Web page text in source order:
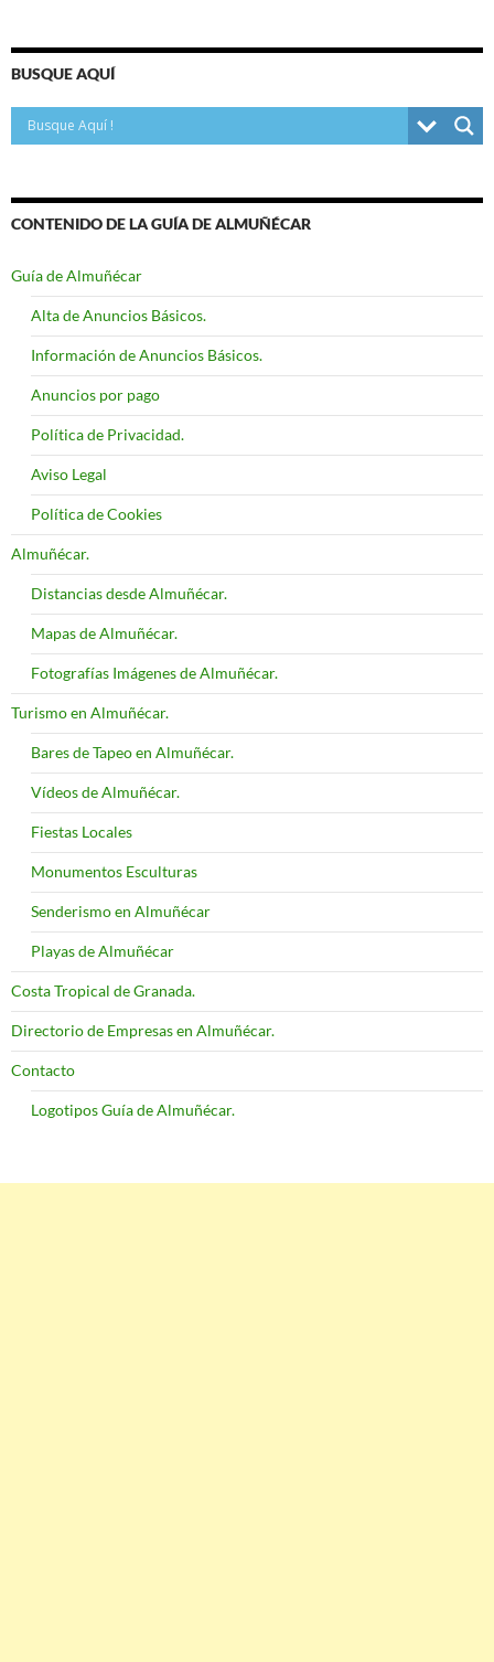
BUSQUE AQUÍ
CONTENIDO DE LA GUÍA DE ALMUÑÉCAR
Guía de Almuñécar
Alta de Anuncios Básicos.
Información de Anuncios Básicos.
Anuncios por pago
Política de Privacidad.
Aviso Legal
Política de Cookies
Almuñécar.
Distancias desde Almuñécar.
Mapas de Almuñécar.
Fotografías Imágenes de Almuñécar.
Turismo en Almuñécar.
Bares de Tapeo en Almuñécar.
Vídeos de Almuñécar.
Fiestas Locales
Monumentos Esculturas
Senderismo en Almuñécar
Playas de Almuñécar
Costa Tropical de Granada.
Directorio de Empresas en Almuñécar.
Contacto
Logotipos Guía de Almuñécar.